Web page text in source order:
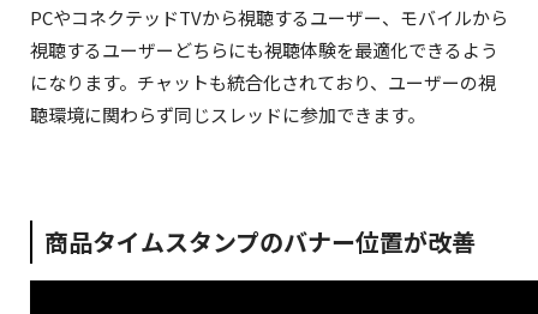
PCやコネクテッドTVから視聴するユーザー、モバイルから
視聴するユーザーどちらにも視聴体験を最適化できるよう
になります。チャットも統合化されており、ユーザーの視
聴環境に関わらず同じスレッドに参加できます。
商品タイムスタンプのバナー位置が改善